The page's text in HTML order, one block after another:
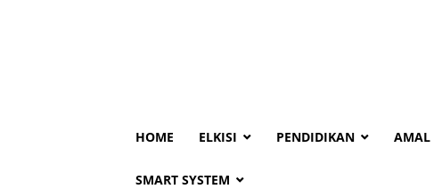
HOME ELKISI PENDIDIKAN AMAL
SMART SYSTEM